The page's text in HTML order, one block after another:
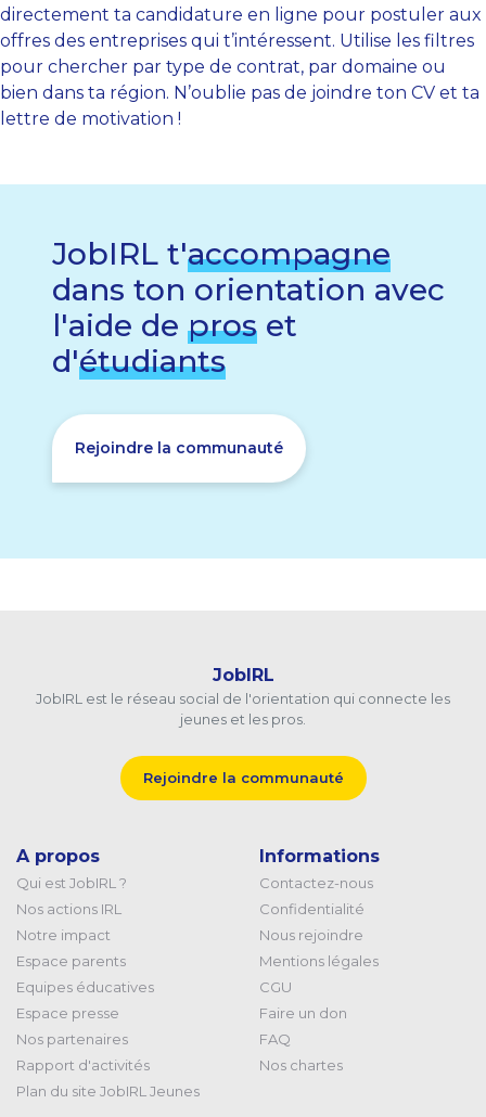
directement ta candidature en ligne pour postuler aux
offres des entreprises qui t’intéressent. Utilise les filtres
pour chercher par type de contrat, par domaine ou
bien dans ta région. N’oublie pas de joindre ton CV et ta
lettre de motivation !
JobIRL t'accompagne
dans ton orientation avec
l'aide de pros et
d'étudiants
Rejoindre la communauté
JobIRL
JobIRL est le réseau social de l'orientation qui connecte les
jeunes et les pros.
Rejoindre la communauté
A propos
Qui est JobIRL ?
Nos actions IRL
Notre impact
Espace parents
Equipes éducatives
Espace presse
Nos partenaires
Rapport d'activités
Plan du site JobIRL Jeunes
Informations
Contactez-nous
Confidentialité
Nous rejoindre
Mentions légales
CGU
Faire un don
FAQ
Nos chartes